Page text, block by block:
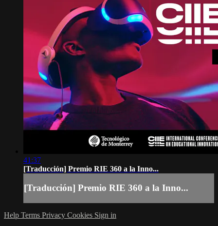
41:37
[Traducción] Premio RIE 360 a la Inno...
[Traducción] Premio RIE 360 a la Inno...
Help Terms Privacy Cookies Sign in